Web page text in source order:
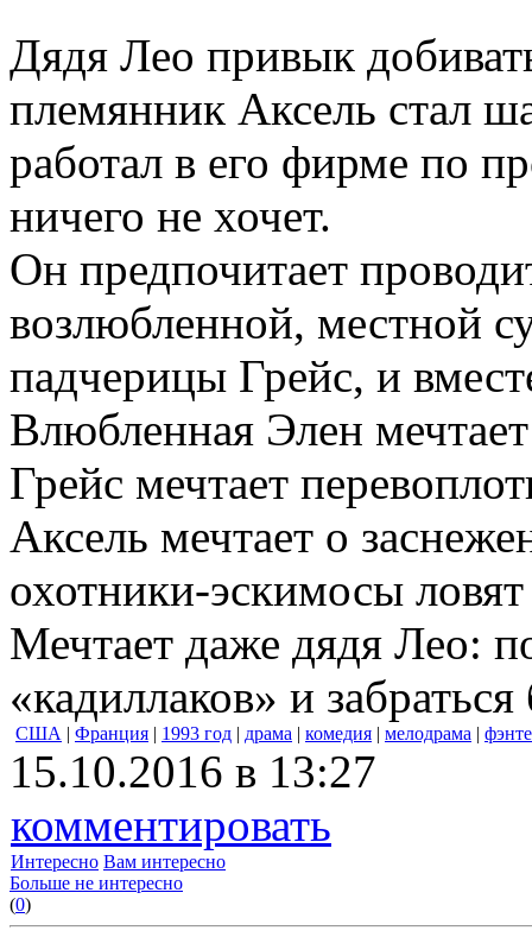
Дядя Лео привык
племянник Аксель стал
работал в его фирме по
ничего не хочет.
Он предпочитает
возлюбленной, местной
падчерицы Грейс, и
Влюбленная Элен
Грейс мечтает
Аксель мечтает о
охотники-эскимосы
Мечтает даже дядя Лео:
«кадиллаков» и
США | Франция | 1993 год | драма | комедия | мелодрама |
15.10.2016 в 13:27
комментировать
Интересно Вам интересно
Больше не интересно
(0)